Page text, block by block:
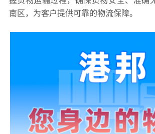
南区，为客户提供可靠的物流保障。